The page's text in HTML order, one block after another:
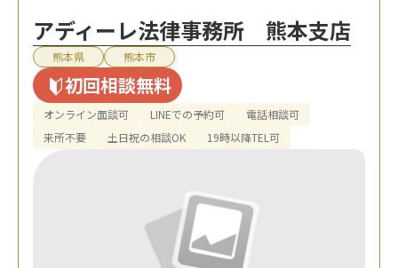
アディーレ法律事務所 熊本支店
熊本県 熊本市
初回相談無料
オンライン面談可 LINEでの予約可
電話相談可
来所不要
土日祝の相談OK 19時以降TEL可